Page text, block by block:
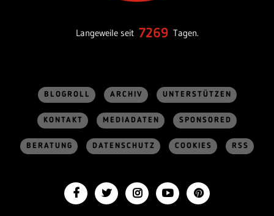
Langeweile seit 7269 Tagen.
BLOGROLL ARCHIV UNTERSTÜTZEN
KONTAKT MEDIADATEN SPONSORED
BERATUNG DATENSCHUTZ COOKIES RSS